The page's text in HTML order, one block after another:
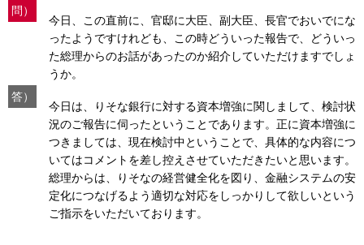
問）
今日、この直前に、官邸に大臣、副大臣、長官でおいでにな
ったようですけれども、この時どういった報告で、どういっ
た総理からのお話があったのか紹介していただけますでしょ
うか。
答）
今日は、りそな銀行に対する資本増強に関しまして、検討状
況のご報告に伺ったということであります。正に資本増強に
つきましては、現在検討中ということで、具体的な内容につ
いてはコメントを差し控えさせていただきたいと思います。
総理からは、りそなの経営健全化を図り、金融システムの安
定化につなげるよう適切な対応をしっかりして欲しいという
ご指示をいただいております。